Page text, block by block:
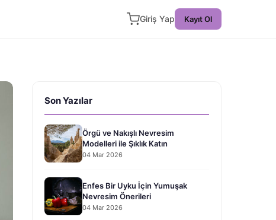
Giriş Yap Kayıt Ol
Son Yazılar
Örgü ve Nakışlı Nevresim
Modelleri ile Şıklık Katın
04 Mar 2026
Enfes Bir Uyku İçin Yumuşak
Nevresim Önerileri
04 Mar 2026